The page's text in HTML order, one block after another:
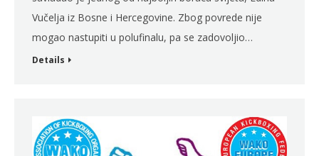
Vučelja iz Bosne i Hercegovine. Zbog povrede nije
mogao nastupiti u polufinalu, pa se zadovoljio…
Details